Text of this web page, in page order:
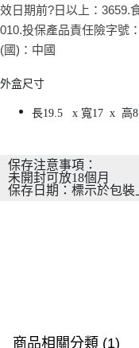
效日期前?日以上：3659.
010.投保產品責任險字號
(國)：中國
外盒尺寸
長19.5 x 寬17 x 高
保存注意事項：
未開封可放18個月
保存日期：標示於包裝
商品相關分類 (1)